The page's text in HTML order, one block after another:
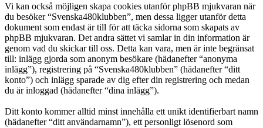
Vi kan också möjligen skapa cookies utanför phpBB mjukvaran när
du besöker “Svenska480klubben”, men dessa ligger utanför detta
dokument som endast är till för att täcka sidorna som skapats av
phpBB mjukvaran. Det andra sättet vi samlar in din information är
genom vad du skickar till oss. Detta kan vara, men är inte begränsat
till: inlägg gjorda som anonym besökare (hädanefter “anonyma
inlägg”), registrering på “Svenska480klubben” (hädanefter “ditt
konto”) och inlägg sparade av dig efter din registrering och medan
du är inloggad (hädanefter “dina inlägg”).
Ditt konto kommer alltid minst innehålla ett unikt identifierbart namn
(hädanefter “ditt användarnamn”), ett personligt lösenord som